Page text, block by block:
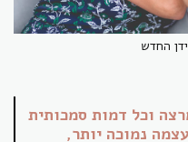
החדש
וכל דמות סמכותית
נמוכה יותר,